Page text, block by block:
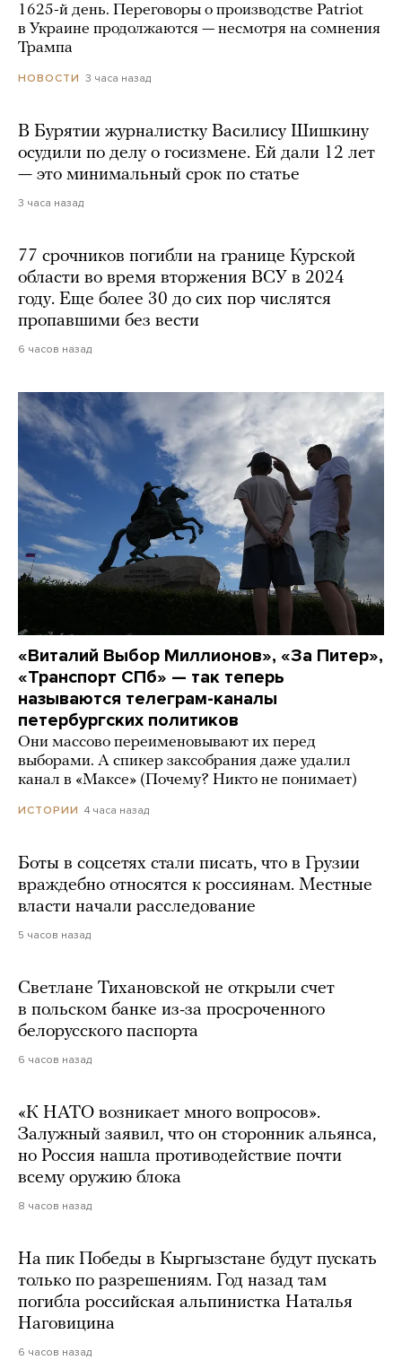
1625-й день. Переговоры о производстве Patriot
в Украине продолжаются — несмотря на сомнения
Трампа
НОВОСТИ 3 часа назад
В Бурятии журналистку Василису Шишкину
осудили по делу о госизмене. Ей дали 12 лет
— это минимальный срок по статье
3 часа назад
77 срочников погибли на границе Курской
области во время вторжения ВСУ в 2024
году. Еще более 30 до сих пор числятся
пропавшими без вести
6 часов назад
«Виталий Выбор Миллионов», «За Питер»,
«Транспорт СПб» — так теперь
называются телеграм-каналы
петербургских политиков
Они массово переименовывают их перед
выборами. А спикер заксобрания даже удалил
канал в «Максе» (Почему? Никто не понимает)
ИСТОРИИ 4 часа назад
Боты в соцсетях стали писать, что в Грузии
враждебно относятся к россиянам. Местные
власти начали расследование
5 часов назад
Светлане Тихановской не открыли счет
в польском банке из-за просроченного
белорусского паспорта
6 часов назад
«К НАТО возникает много вопросов».
Залужный заявил, что он сторонник альянса,
но Россия нашла противодействие почти
всему оружию блока
8 часов назад
На пик Победы в Кыргызстане будут пускать
только по разрешениям. Год назад там
погибла российская альпинистка Наталья
Наговицина
6 часов назад